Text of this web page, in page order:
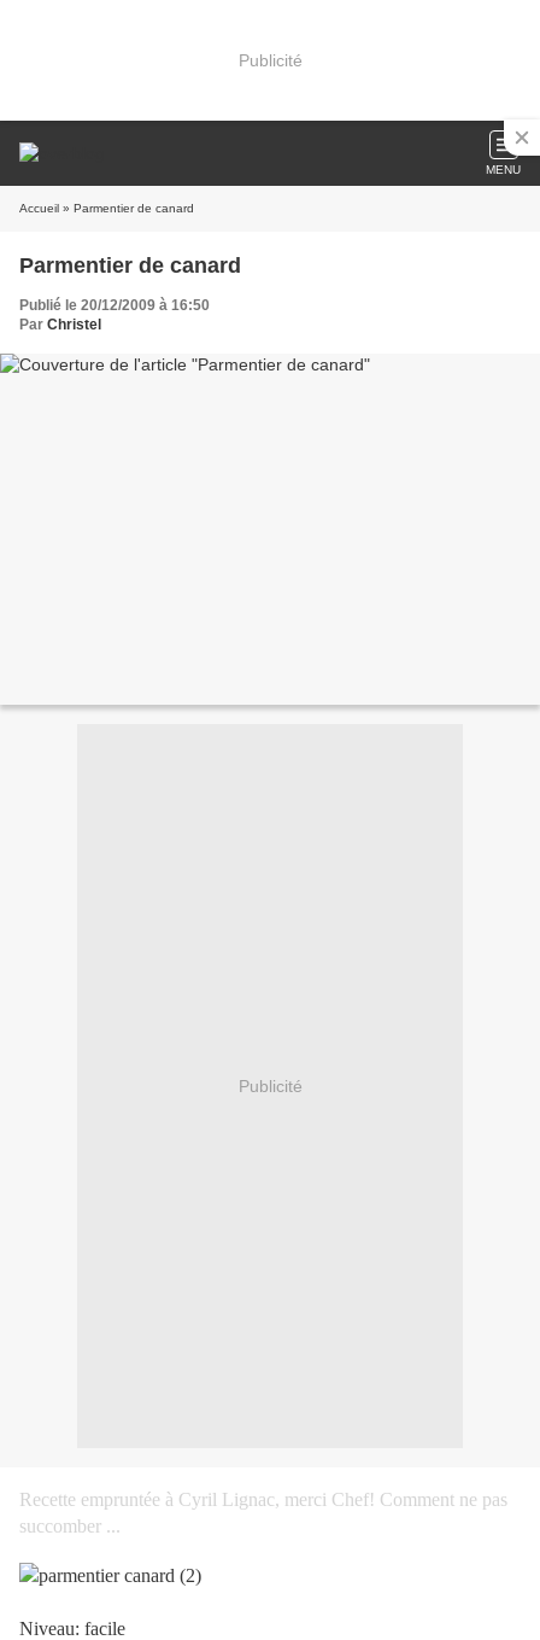
Publicité
MENU
Accueil » Parmentier de canard
Parmentier de canard
Publié le 20/12/2009 à 16:50
Par Christel
Publicité
Recette empruntée à Cyril Lignac, merci Chef! Comment ne pas
succomber ...
Niveau: facile